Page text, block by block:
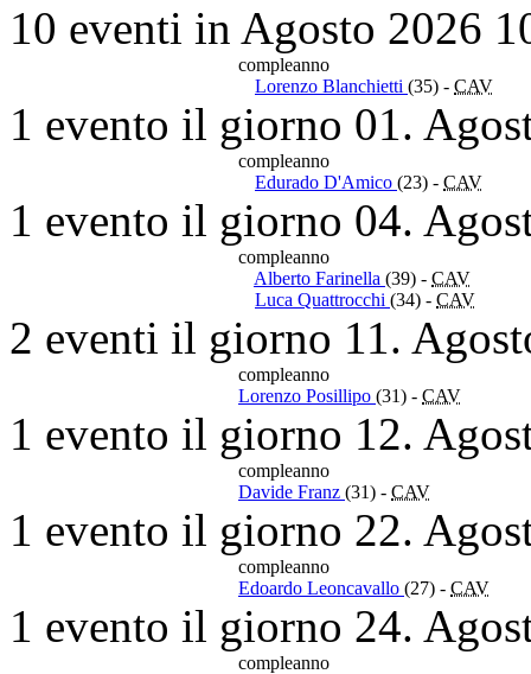
10 eventi in Agosto 2026
compleanno
Lorenzo Blanchietti (35) - CAV
1 evento il giorno 01.
compleanno
Edurado D'Amico (23) - CAV
1 evento il giorno 04.
compleanno
Alberto Farinella (39) - CAV
Luca Quattrocchi (34) - CAV
2 eventi il giorno 11.
compleanno
Lorenzo Posillipo (31) - CAV
1 evento il giorno 12.
compleanno
Davide Franz (31) - CAV
1 evento il giorno 22.
compleanno
Edoardo Leoncavallo (27) - CAV
1 evento il giorno 24.
compleanno